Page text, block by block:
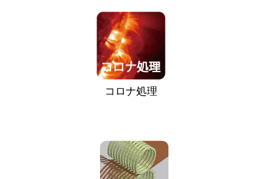
コロナ処理